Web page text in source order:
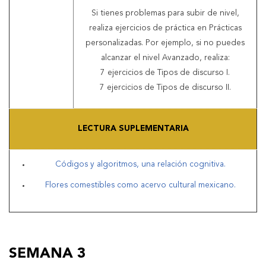
Si tienes problemas para subir de nivel,
realiza ejercicios de práctica en Prácticas
personalizadas. Por ejemplo, si no puedes
alcanzar el nivel Avanzado, realiza:
7 ejercicios de Tipos de discurso I.
7 ejercicios de Tipos de discurso II.
LECTURA SUPLEMENTARIA
Códigos y algoritmos, una relación cognitiva.
Flores comestibles como acervo cultural mexicano.
SEMANA 3